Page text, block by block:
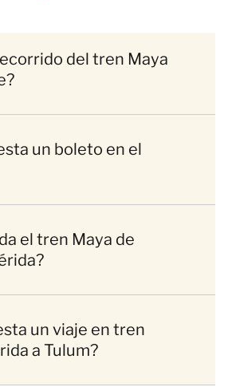
del tren Maya
un boleto en el
el tren Maya de
un viaje en tren
a Tulum?